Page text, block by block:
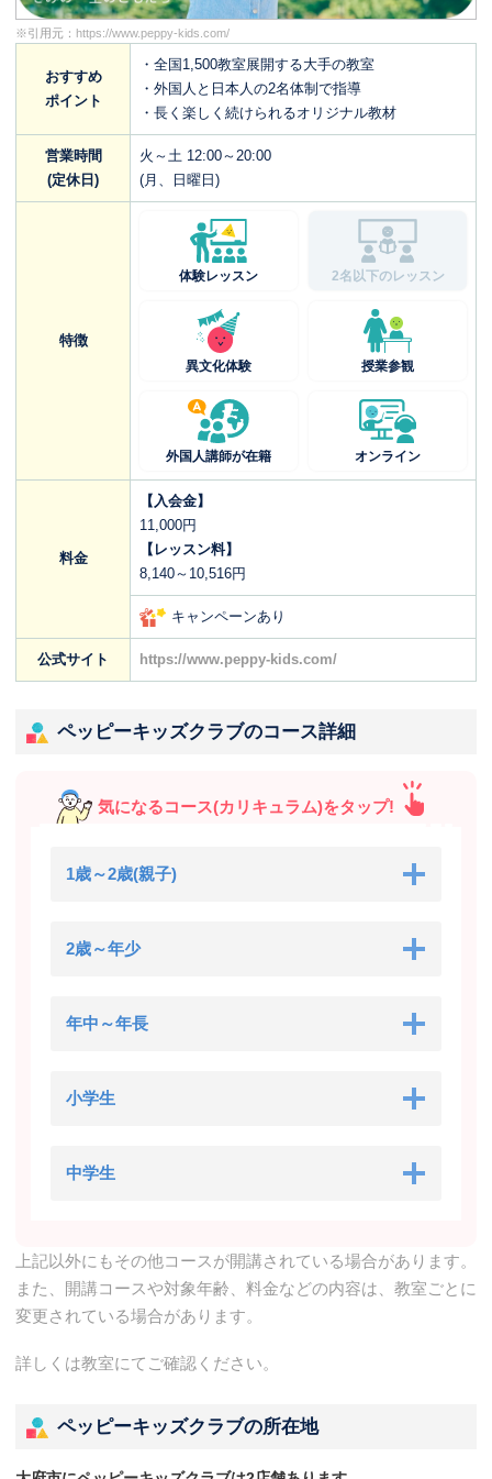
※引用元： https://www.peppy-kids.com/
おすすめ
ポイント
・全国1,500教室展開する大手の教室
・外国人と日本人の2名体制で指導
・長く楽しく続けられるオリジナル教材
営業時間
(定休日)
火～土 12:00～20:00
(月、日曜日)
特徴
体験レッスン 2名以下のレッスン
異文化体験 授業参観
外国人講師が在籍 オンライン
料金
【入会金】
11,000円
【レッスン料】
8,140～10,516円
キャンペーンあり
公式サイト https://www.peppy-kids.com/
ペッピーキッズクラブのコース詳細
気になるコース(カリキュラム)をタップ!
1歳～2歳(親子)
2歳～年少
年中～年長
小学生
中学生
上記以外にもその他コースが開講されている場合があります。
また、開講コースや対象年齢、料金などの内容は、教室ごとに
変更されている場合があります。
詳しくは教室にてご確認ください。
ペッピーキッズクラブの所在地